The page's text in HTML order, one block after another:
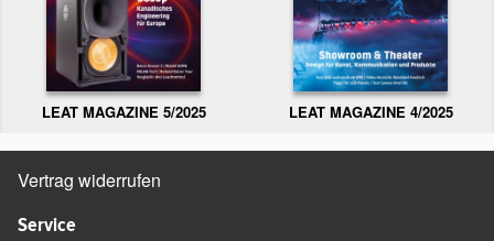
LEAT MAGAZINE 5/2025 LEAT MAGAZINE 4/2025
Vertrag widerrufen
Service